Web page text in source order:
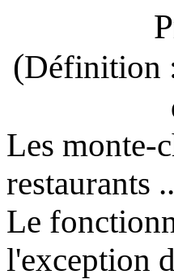
(Définition
Les monte-
restaurants
Le
l'exception